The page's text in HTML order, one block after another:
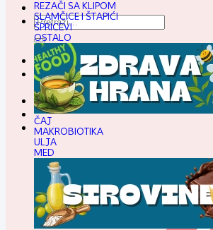
Pretraga
za:
Pratim
REZAČI SA KLIPOM
SLAMČICE I ŠTAPIĆI
ŠPRICEVI
OSTALO
ČAJ
MAKROBIOTIKA
ULJA
MED